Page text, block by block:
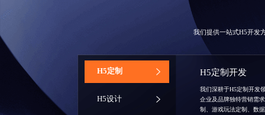
我们提供一站式H5开发
‌H5定制
H5设计
H5定制开发
我们深耕于H5定制开发
企业及品牌独特营销需
制、游戏玩法定制、数